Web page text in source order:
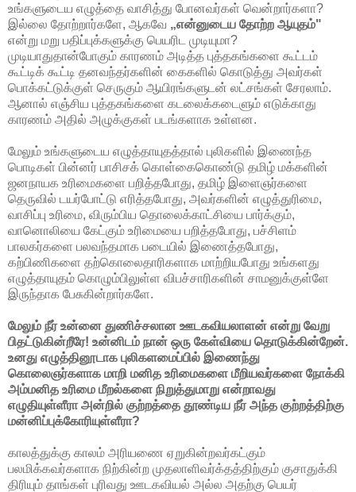
உங்களுடைய எழுத்தை வாசித்து போனவர்கள் வென்றார்களா?
இல்லை தோற்றார்களே, ஆகவே „என்னுடைய தோற்ற ஆயுதம்"
என்று மறு பதிப்புக்களுக்கு பெயரிட முடியுமா?
முடியாதுதான்போகும் காரணம் அடித்த புத்தகங்களை கூட்டம்
கூட்டிக் கூட்டி தனவந்தர்களின் கைகளில் கொடுத்து அவர்கள்
பொக்கட்டுக்குள் செருகும் ஆயிரங்களுடன் லட்சங்கள் சேரலாம்.
ஆனால் எஞ்சிய புத்தகங்களை கடலைக்கடைளும் எடுக்காது
காரணம் அதில் அழுக்குகள் படங்களாக உள்ளன.
மேலும் உங்களுடைய எழுத்தாயுதத்தால் புலிகளில் இணைந்த
பொடிகள் பின்னர் பாசிசக் கொள்கைகொண்டு தமிழ் மக்களின்
ஜனநாயக உரிமைகளை பறித்தபோது, தமிழ் இளைஞர்களை
தெருவில் டயர்போட்டு எரித்தபோது, அவர்களின் எழுத்துரிமை,
வாசிப்பு உரிமை, விரும்பிய தொலைக்காட்சியை பார்க்கும்,
வானொலியை கேட்கும் உரிமையை பறித்தபோது, பச்சிளம்
பாலகர்களை பலவந்தமாக படையில் இணைத்தபோது,
கற்பிணிகளை தற்கொலைதாரிகளாக மாற்றியபோது உங்களது
எழுத்தாயுதம் கொழும்பிலுள்ள விபச்சாரிகளின் சாமனுக்குள்ளே
இருந்தாக பேசுகின்றார்களே.
மேலும் நீர் உன்னை துணிச்சலான ஊடகவியலாளன் என்று வேறு
பிதட்டுகின்றீரே! உன்னிடம் நான் ஒரு கேள்வியை தொடுக்கின்றேன்.
உனது எழுத்தினூடாக புலிகளமைப்பில் இணைந்து
கொலைஞர்களாக மாறி மனித உரிமைகளை மீறியவர்களை நோக்கி
அம்மனித உரிமை மீறல்களை நிறுத்துமாறு என்றாவது
எழுதியுள்ளீரா அன்றில் குற்றத்தை தூண்டிய நீர் அந்த குற்றத்திற்கு
மன்னிப்புக்கோரியுள்ளீரா?
காலத்துக்கு காலம் அரியணை ஏறுகின்றவர்கட்கும்
பலமிக்கவர்களாக நிற்கின்ற முதலாளிவர்க்தத்திற்கும் குசாதுக்கி
திரியும் தாங்கள் புரிவது ஊடகவியல் அல்ல அதற்கு பெயர்